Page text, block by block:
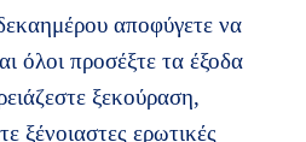
αποφύγετε να
όλοι προσέξτε τα έξοδα
ξεκούραση,
ξένοιαστες ερωτικές